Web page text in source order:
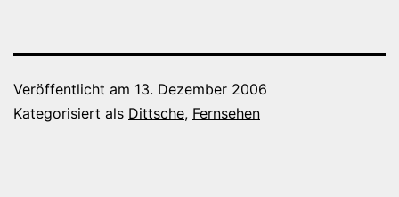
Veröffentlicht am 13. Dezember 2006
Kategorisiert als Dittsche, Fernsehen